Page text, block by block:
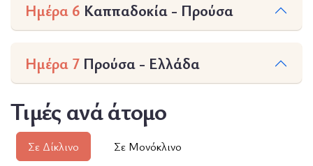
Ημέρα 6 Καππαδοκία - Προύσα
Ημέρα 7 Προύσα - Ελλάδα
Τιμές ανά άτομο
Σε Δίκλινο Σε Μονόκλινο